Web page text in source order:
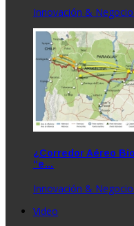
Innovación &
¿Corredor Aéreo
“e…
Innovación &
Video